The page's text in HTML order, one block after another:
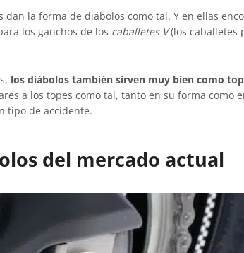
la forma de diábolos como tal. Y en ellas
los ganchos de los caballetes V(los caballetes
los diábolos también sirven muy bien como
a los topes como tal, tanto en su forma
tipo de accidente.
del mercado actual